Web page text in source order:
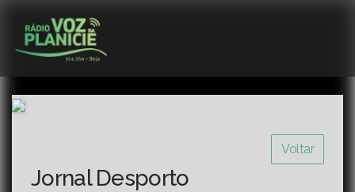
Voltar
Jornal Desporto